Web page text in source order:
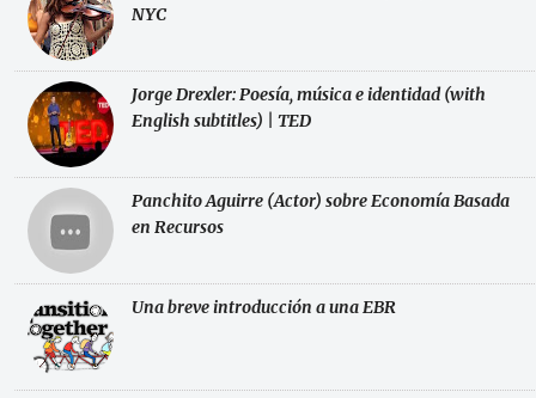
NYC
Jorge Drexler: Poesía, música e identidad (with
English subtitles) | TED
Panchito Aguirre (Actor) sobre Economía Basada
en Recursos
Una breve introducción a una EBR